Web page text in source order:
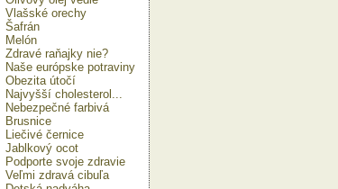
Vlašské orechy
Šafrán
Melón
Zdravé raňajky nie?
Naše európske potraviny
Obezita útočí
Najvyšší cholesterol...
Nebezpečné farbivá
Brusnice
Liečivé černice
Jablkový ocot
Podporte svoje zdravie
Veľmi zdravá cibuľa